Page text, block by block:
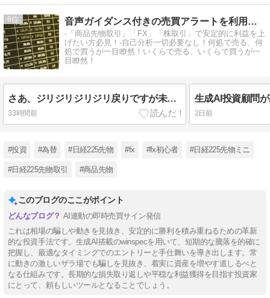
6 音声ガイダンス付きの売買アラートを利用して楽々トレード！
-「商品先物取引」「FX」「株取引」で安定的に利益を上
げたい方必見！-自己分析一切必要なし！何処で売る、何
処で買うが一目瞭然！いくらで売る、いくらで買うが一
目瞭然！
さあ、ジリジリジリジリ戻りですが未だ円高の流れは変わらなさそうです！生成AIでガンガン稼ごう！
33時間前 2日前
#投資 #為替 #日経225先物 #fx #fx初心者 #日経225先物ミニ
#日経225先物取引 #商品先物
このブログのここがポイント
AI連動の即時売買サイン発信
これは相場の騙しや動きを見抜き、安定的に勝利を積み重ねるための革新
的な投資手法です。生成AI搭載のwinspecを用いて、短期的な騰落を的確に
把握し、最適なタイミングでのエントリーと手仕舞いを導き出します。常
に動きの激しいザラ場でも騙しを見抜き、着実に資産を増やす道しるべと
なる仕組みです。長期的な損失取り返しや平穏な利益獲得を目指す投資家
にとって、頼もしいツールとなることでしょう。